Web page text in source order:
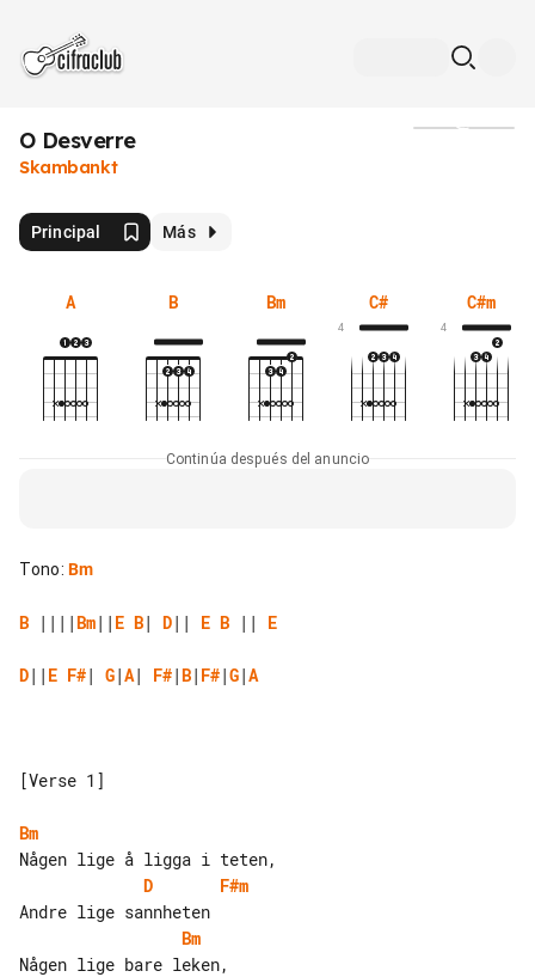
O Desverre
Skambankt
Principal Más
A B Bm C#
4
C#m
4
Continúa después del anuncio
Tono: Bm
B ||||Bm|| E B| D|| E B || E
D|| E F#| G|A| F#|B| F#|G|A
[Verse 1]
Bm
D
F#m
Bm